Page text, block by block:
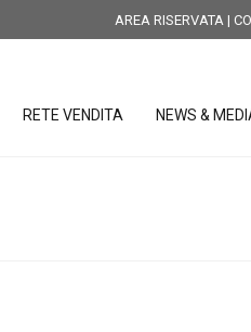
AREA RISERVATA |
RETE VENDITA NEWS &